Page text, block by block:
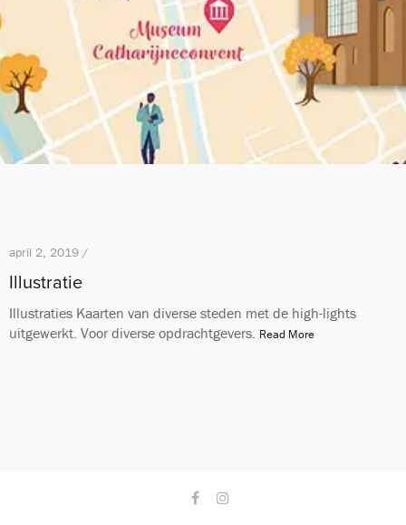
april 2, 2019 /
Illustratie
Illustraties Kaarten van diverse steden met de high-lights
uitgewerkt. Voor diverse opdrachtgevers. Read More